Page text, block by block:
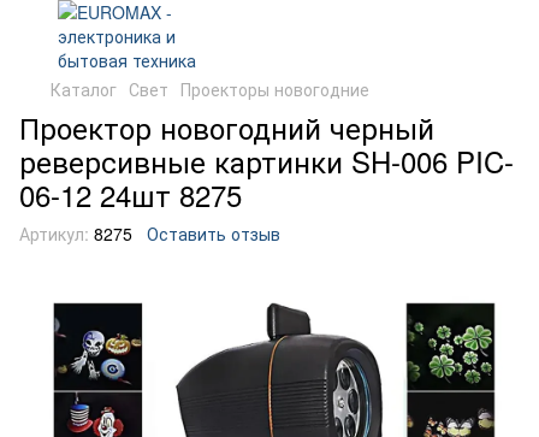
Каталог Свет Проекторы новогодние
Проектор новогодний черный
реверсивные картинки SH-006 PIC-
06-12 24шт 8275
Артикул: 8275 Оставить отзыв